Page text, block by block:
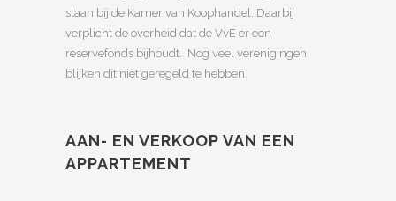
staan bij de Kamer van Koophandel. Daarbij
verplicht de overheid dat de VvE er een
reservefonds bijhoudt. Nog veel verenigingen
blijken dit niet geregeld te hebben.
AAN- EN VERKOOP VAN EEN
APPARTEMENT